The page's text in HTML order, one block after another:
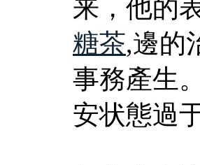
来，他的
糖茶,邊的
事務產生
安状態過